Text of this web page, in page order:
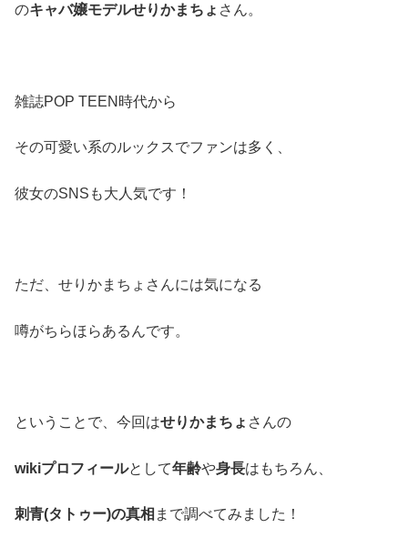
のキャバ嬢モデルせりかまちょ さん。
雑誌POP TEEN時代から
その可愛い系のルックスでファンは多く、
彼女のSNSも大人気です！
ただ、せりかまちょさんには気になる
噂がちらほらあるんです。
ということで、今回はせりかまちょ さんの
wikiプロフィールとして年齢や身長はもちろん、
刺青(タトゥー)の真相 まで調べてみました！